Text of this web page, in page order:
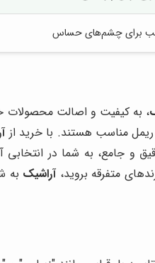
برای چشم‌های حساس
، به کیفیت و اصالت محصولات
ریمل مناسب هستند. با خرید از
و جامع، به شما در
متفرقه بروید،آراشیک به